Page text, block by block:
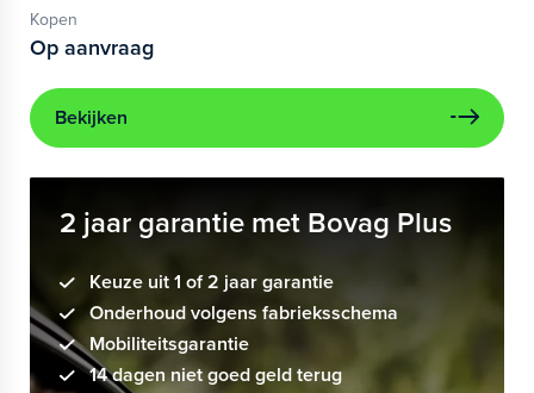
Kopen
Op aanvraag
Bekijken
2 jaar garantie met Bovag Plus
Keuze uit 1 of 2 jaar garantie
Onderhoud volgens fabrieksschema
Mobiliteitsgarantie
14 dagen niet goed geld terug